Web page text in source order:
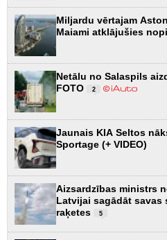
Miljardu vērtajam
Maiami atklājušies
Netālu no Salaspils
FOTO
2
Jaunais KIA Seltos
Sportage (+ VIDEO)
Aizsardzības ministrs
Latvijai sagādāt
raķetes
5